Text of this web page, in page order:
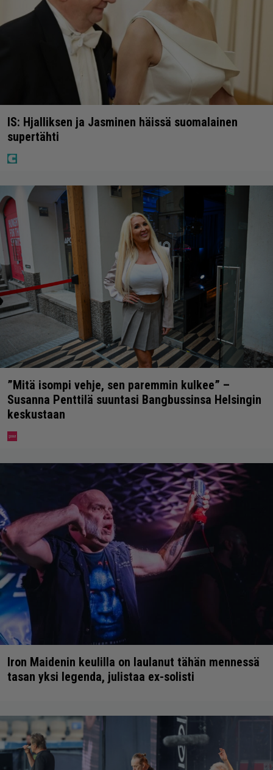
IS: Hjalliksen ja Jasminen häissä suomalainen
supertähti
”Mitä isompi vehje, sen paremmin kulkee” –
Susanna Penttilä suuntasi Bangbussinsa Helsingin
keskustaan
Iron Maidenin keulilla on laulanut tähän mennessä
tasan yksi legenda, julistaa ex-solisti